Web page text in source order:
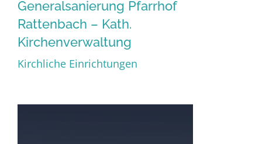
Generalsanierung Pfarrhof
Rattenbach – Kath.
Generalsanierung Pfarrhof
Rattenbach – Kath.
Kirchenverwaltung
Kirchliche Einrichtungen